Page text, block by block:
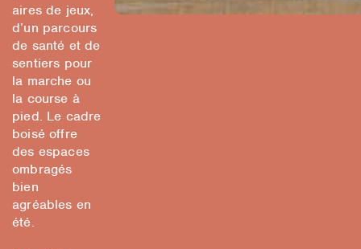
aires de jeux,
d’un parcours
de santé et de
sentiers pour
la marche ou
la course à
pied. Le cadre
boisé offre
des espaces
ombragés
bien
agréables en
été.